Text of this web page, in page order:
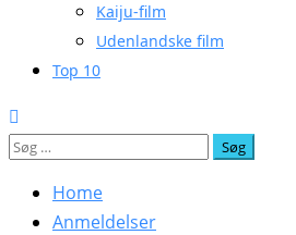
Kaiju-film
Udenlandske film
Top 10
Søg
Home
Anmeldelser